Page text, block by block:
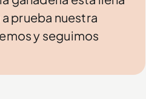
prueba nuestra
y seguimos